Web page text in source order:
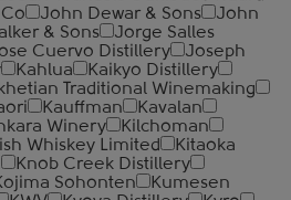
John Dewar & Sons
John
& Sons
Jorge Salles
Cuervo Distillery
Joseph
Kahlua
Kaikyo Distillery
Traditional Winemaking
Kauffman
Kavalan
Winery
Kilchoman
Whiskey Limited
Kitaoka
Knob Creek Distillery
Sohonten
Kumesen